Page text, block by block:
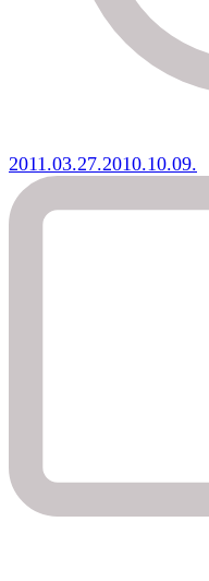
2011.03.27.2010.10.09.